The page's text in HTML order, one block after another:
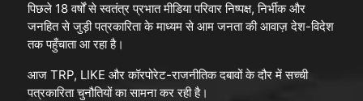
पिछले 18 वर्षों से स्वतंत्र प्रभात मीडिया परिवार निष्पक्ष, निर्भीक और
जनहित से जुड़ी पत्रकारिता के माध्यम से आम जनता की आवाज़ देश-विदेश
तक पहुँचाता आ रहा है।
आज TRP, LIKE और कॉरपोरेट-राजनीतिक दबावों के दौर में सच्ची
पत्रकारिता चुनौतियों का सामना कर रही है।